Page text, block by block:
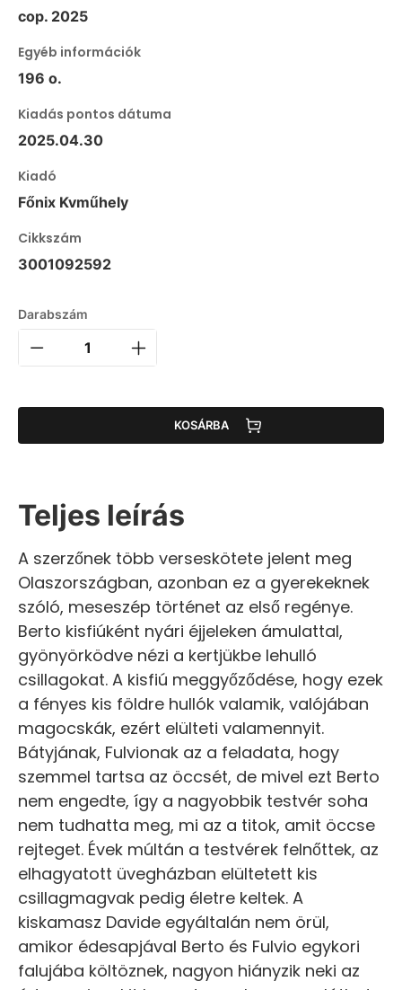
cop. 2025
Egyéb információk
196 o.
Kiadás pontos dátuma
2025.04.30
Kiadó
Főnix Kvműhely
Cikkszám
3001092592
Darabszám
KOSÁRBA
Teljes leírás
A szerzőnek több verseskötete jelent meg
Olaszországban, azonban ez a gyerekeknek
szóló, meseszép történet az első regénye.
Berto kisfiúként nyári éjjeleken ámulattal,
gyönyörködve nézi a kertjükbe lehulló
csillagokat. A kisfiú meggyőződése, hogy ezek
a fényes kis földre hullók valamik, valójában
magocskák, ezért elülteti valamennyit.
Bátyjának, Fulvionak az a feladata, hogy
szemmel tartsa az öccsét, de mivel ezt Berto
nem engedte, így a nagyobbik testvér soha
nem tudhatta meg, mi az a titok, amit öccse
rejteget. Évek múltán a testvérek felnőttek, az
elhagyatott üvegházban elültetett kis
csillagmagvak pedig életre keltek. A
kiskamasz Davide egyáltalán nem örül,
amikor édesapjával Berto és Fulvio egykori
falujába költöznek, nagyon hiányzik neki az